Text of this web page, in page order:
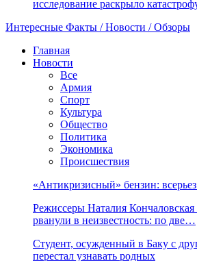
исследование раскрыло
Интересные Факты / Новости / Обзоры
Главная
Новости
Все
Армия
Спорт
Культура
Общество
Политика
Экономика
Происшествия
«Антикризисный» бензин:
Режиссеры Наталия
рванули в неизвестность: по две…
Студент, осужденный в Баку с
перестал узнавать родных